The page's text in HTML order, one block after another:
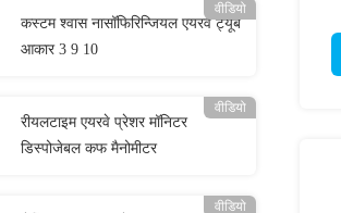
वीडियो
कस्टम श्वास नासॉफिरिन्जियल एयरवे ट्यूब
आकार 3 9 10
वीडियो
रीयलटाइम एयरवे प्रेशर मॉनिटर
डिस्पोजेबल कफ मैनोमीटर
वीडियो